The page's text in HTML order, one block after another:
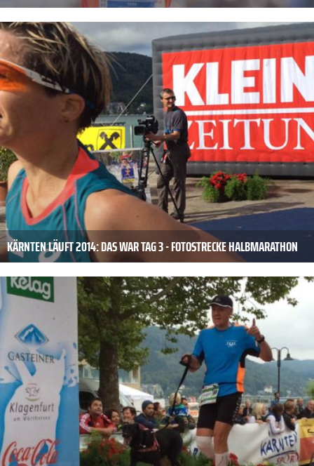
KÄRNTEN LÄUFT 2014: DAS WAR TAG 3 - FOTOSTRECKE HALBMARATHON